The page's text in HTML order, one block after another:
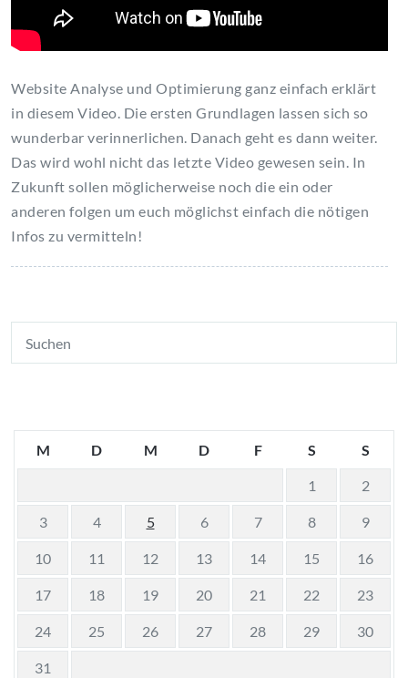
Website Analyse und Optimierung ganz einfach erklärt
in diesem Video. Die ersten Grundlagen lassen sich so
wunderbar verinnerlichen. Danach geht es dann weiter.
Das wird wohl nicht das letzte Video gewesen sein. In
Zukunft sollen möglicherweise noch die ein oder
anderen folgen um euch möglichst einfach die nötigen
Infos zu vermitteln!
M D M D F S S
1 2
3 4 5 6 7 8 9
10 11 12 13 14 15 16
17 18 19 20 21 22 23
24 25 26 27 28 29 30
31